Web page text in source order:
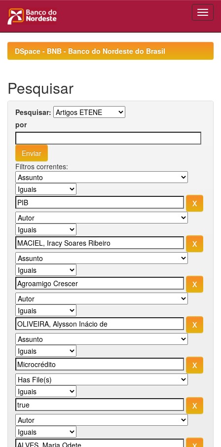
navigationDSpace - BNB - Banco do Nordeste do Brasil
Pesquisar
Pesquisar:
por
Filtros correntes: